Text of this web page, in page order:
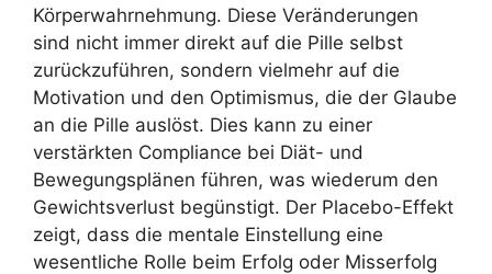
Körperwahrnehmung. Diese Veränderungen
sind nicht immer direkt auf die Pille selbst
zurückzuführen, sondern vielmehr auf die
Motivation und den Optimismus, die der Glaube
an die Pille auslöst. Dies kann zu einer
verstärkten Compliance bei Diät- und
Bewegungsplänen führen, was wiederum den
Gewichtsverlust begünstigt. Der Placebo-Effekt
zeigt, dass die mentale Einstellung eine
wesentliche Rolle beim Erfolg oder Misserfolg